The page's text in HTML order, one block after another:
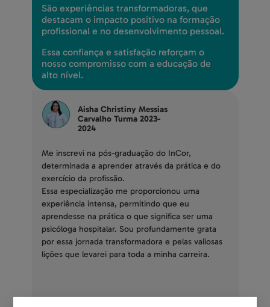
São experiências transformadoras, que
destacam o impacto positivo na formação
profissional e no desenvolvimento pessoal.
Essa confiança e satisfação reforçam o
nosso compromisso com a educação de
alto nível.
Aisha Christiny Messias
Carvalho Turma 2023-
2024
Me inscrevi na pós-graduação do InCor,
determinada a aprender através da prática e do
exercício da profissão.
Essa especialização me proporcionou uma
experiência intensa, permitindo que eu
aprendesse na prática o que significa ser uma
psicóloga hospitalar. Sou profundamente grata
por essa jornada transformadora e pelas valiosas
lições que levarei para toda a minha carreira.